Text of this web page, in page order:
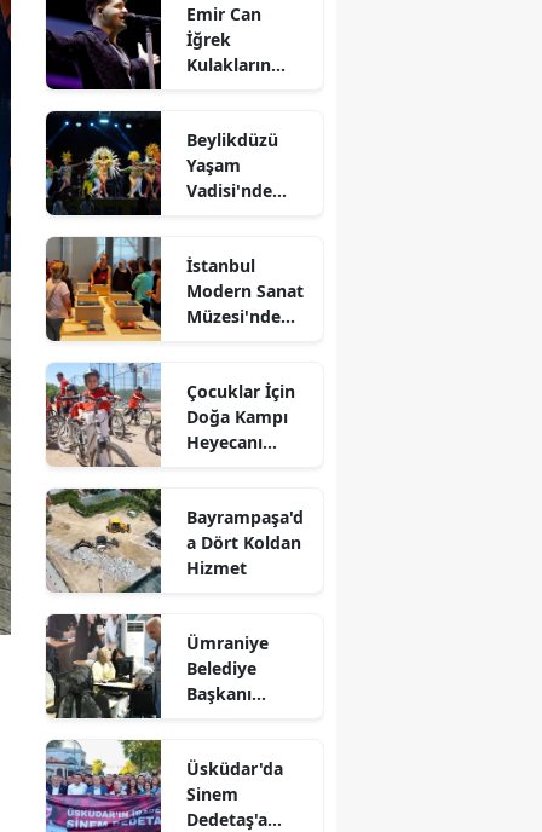
Emir Can
İğrek
Kulakların
Beylikdüzü
Yaşam
Vadisi'nde
İstanbul
Modern Sanat
Müzesi'nde
Dönüşüyor
Çocuklar İçin
Doğa Kampı
Heyecanı
Bayrampaşa'd
a Dört Koldan
Hizmet
Ümraniye
Belediye
Başkanı
Araya Geldi
Üsküdar'da
Sinem
Dedetaş'a